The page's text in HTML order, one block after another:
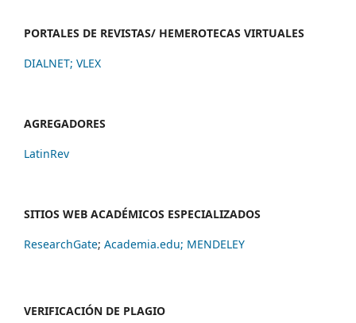
PORTALES DE REVISTAS/ HEMEROTECAS VIRTUALES
DIALNET; VLEX
AGREGADORES
LatinRev
SITIOS WEB ACADÉMICOS ESPECIALIZADOS
ResearchGate; Academia.edu; MENDELEY
VERIFICACIÓN DE PLAGIO